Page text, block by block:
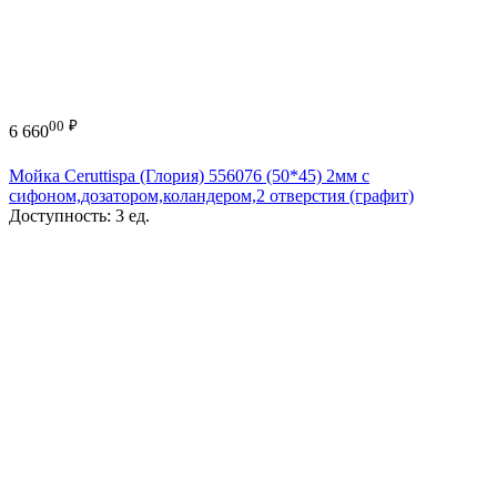
6 66000 ₽
Мойка Ceruttispa (Глория) 556076 (50*45) 2мм с
сифоном,дозатором,коландером,2 отверстия (графит)
Доступность: 3 ед.